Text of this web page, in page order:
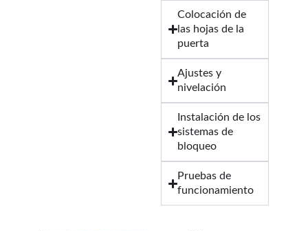
Colocación de
las hojas de la
puerta
Ajustes y
nivelación
Instalación de los
sistemas de
bloqueo
Pruebas de
funcionamiento